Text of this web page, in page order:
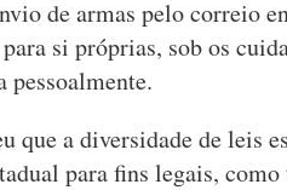
de armas pelo correio
si próprias, sob os
pessoalmente.
que a diversidade de leis
para fins legais,